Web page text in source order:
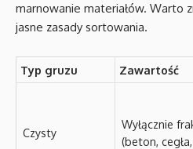
marnowanie materiałów. Warto
jasne zasady sortowania.
Typ gruzu Zawartość
Czysty
Wyłącznie
(beton,